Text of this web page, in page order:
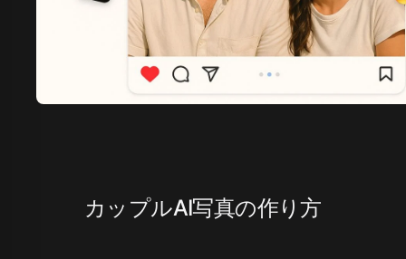
カップルAI写真の作り方